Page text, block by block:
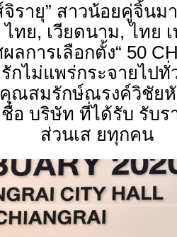
จิรายุ” สาวน้อยคู่จิ้น
ทย, เวียดนาม, ไทย
ลการเลือกตั้ง“ 50
กไม่แพร่กระจายไปทั่
คุณสมรักษ์ณรงค์วิชัย
อ บริษัท ที่ได้รับ รับร
ส่วนเส ยทุกคน